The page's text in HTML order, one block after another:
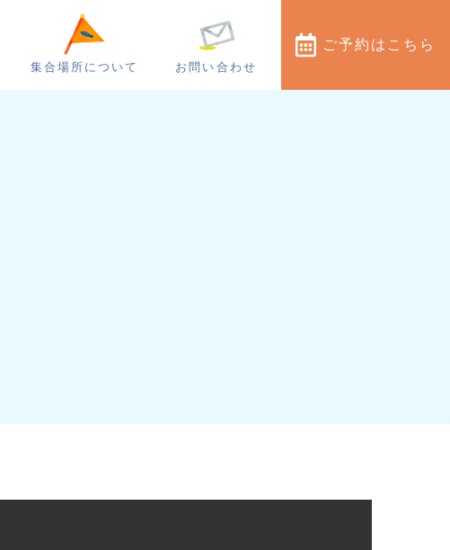
集合場所について お問い合わせ
ご予約 はこちら